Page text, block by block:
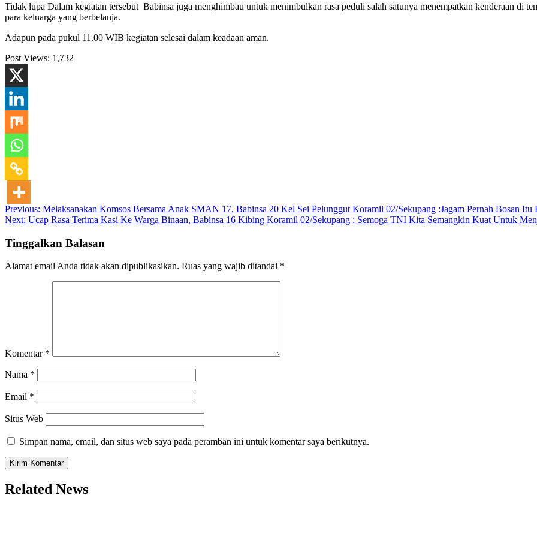
Tidak lupa Dalam kegiatan tersebut Babinsa juga menghimbau untuk menimbulkan rasa peduli salah satunya menempatkan kenderaan di
para keluarga yang berbelanja.
Adapun pada pukul 11.00 WIB kegiatan selesai dalam keadaan aman.
Post Views: 1,732
Navigasi
pos
Previous: Melaksanakan Komsos Bersama Anak SMAN 17, Babinsa 20 Kel Sei Pelunggut Koramil 02/Sekupang :Jagam Pernah Bosan
Next: Ucap Rasa Terima Kasi Ke Warga Binaan, Babinsa 16 Kibing Koramil 02/Sekupang : Semoga TNI Kita Semangkin Kuat Untuk
Tinggalkan Balasan
Alamat email Anda tidak akan dipublikasikan. Ruas yang wajib ditandai *
Komentar *
Nama *
Email *
Situs Web
Simpan nama, email, dan situs web saya pada peramban ini untuk komentar saya berikutnya.
Related News